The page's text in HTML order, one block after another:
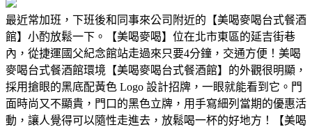
最近常加班，下班後和同事來公司附近的【美喝麥喝台式餐酒
館】小酌放鬆一下。【美喝麥喝】位在北市東區的延吉街巷
內，從捷運國父紀念館站走過來只要4分鐘，交通方便！美喝
麥喝台式餐酒館環境【美喝麥喝台式餐酒館】的外觀很明顯，
採用搶眼的黑底配黃色 Logo 設計招牌，一眼就能看到它。門
面時尚又不顯貴，門口的黑色立牌，用手寫細列當期的優惠活
動，讓人覺得可以隨性走進去，放鬆喝一杯的好地方！【美喝